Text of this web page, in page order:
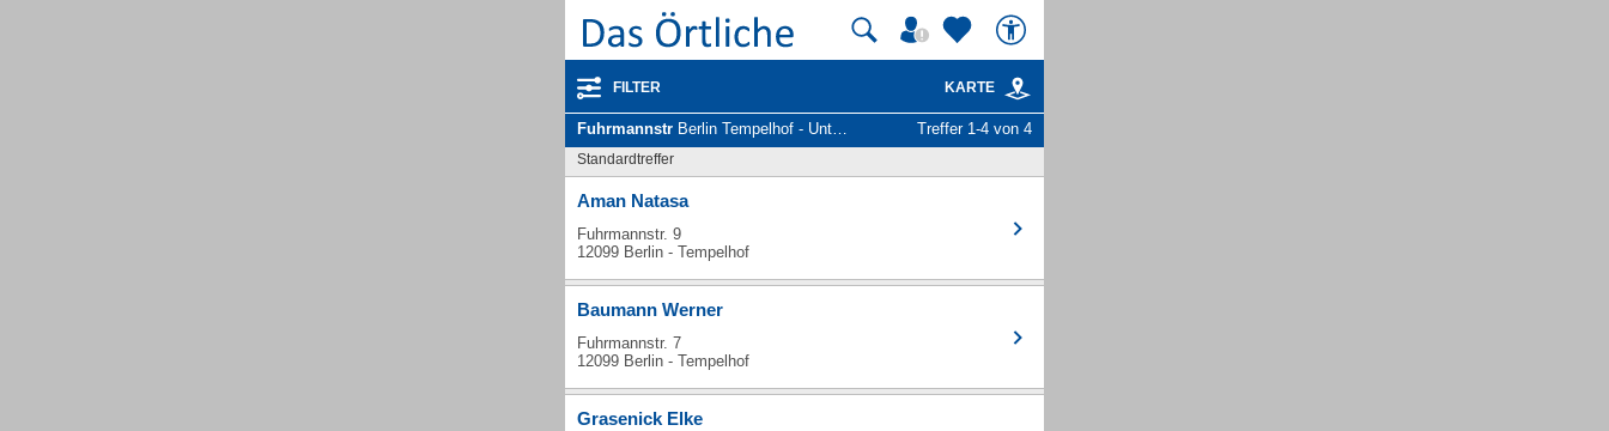
FILTER KARTE
Fuhrmannstr Berlin Tempelhof - Unternehmen und Personen Treffer 1-4 von 4
Standardtreffer
Aman Natasa
Fuhrmannstr. 9
12099 Berlin - Tempelhof
Baumann Werner
Fuhrmannstr. 7
12099 Berlin - Tempelhof
Grasenick Elke